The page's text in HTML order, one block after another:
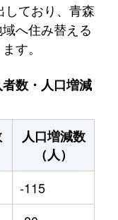
ており、青森
へ住み替える
す。
数・人口増減
人口増減数
（人）
-115